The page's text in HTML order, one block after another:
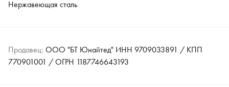
Нержавеющая сталь
Продавец: ООО "БТ Юнайтед" ИНН 9709033891 / КПП
770901001 / ОГРН 1187746643193